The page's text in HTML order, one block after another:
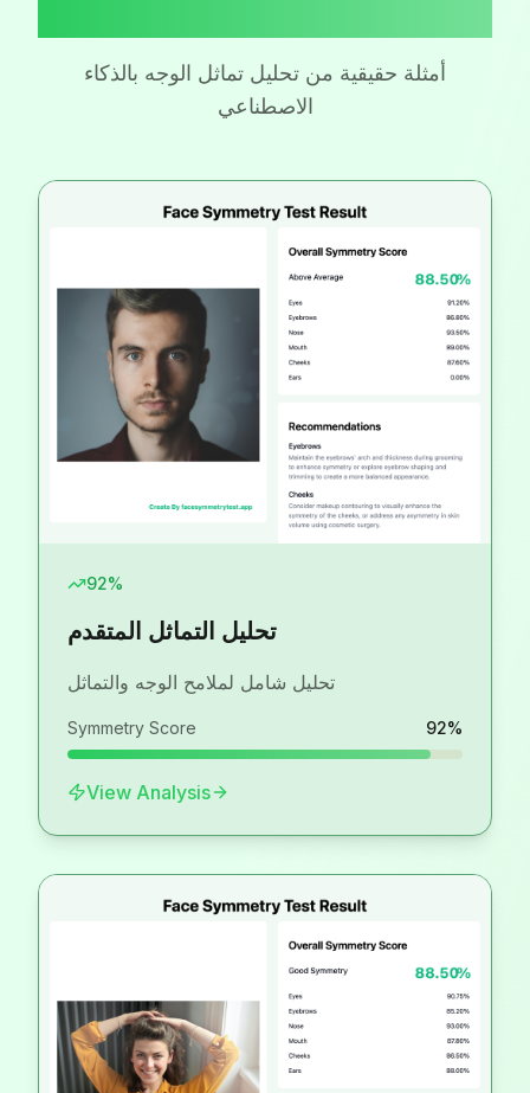
أمثلة حقيقية من تحليل تماثل الوجه بالذكاء
الاصطناعي
92%
تحليل التماثل المتقدم
تحليل شامل لملامح الوجه والتماثل
Symmetry Score 92%
View Analysis